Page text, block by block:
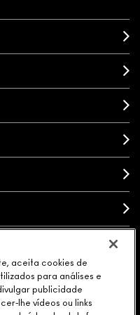
aceita cookies de
para análises e
publicidade
lhe vídeos ou links